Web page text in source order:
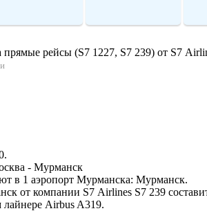
рейсы (S7 1227, S7 239) от S7
- Мурманск
в 1 аэропорт Мурманска: Мурманск.
от компании S7 Airlines S7 239
Airbus A319.